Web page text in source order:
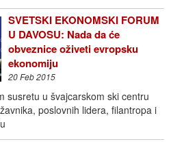
SVETSKI EKONOMSKI FORUM
U DAVOSU: Nada da će
obveznice oživeti evropsku
ekonomiju
20 Feb 2015
susretu u švajcarskom ski centru
poslovnih lidera, filantropa i